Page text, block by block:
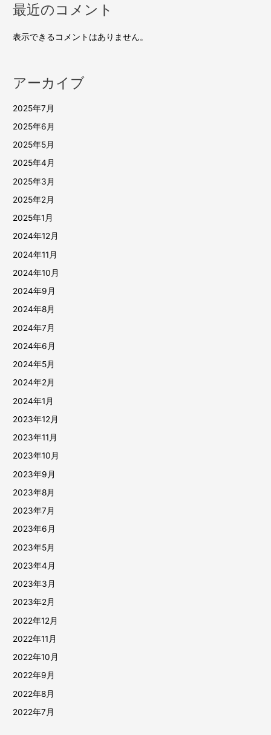
最近のコメント
表示できるコメントはありません。
アーカイブ
2025年7月
2025年6月
2025年5月
2025年4月
2025年3月
2025年2月
2025年1月
2024年12月
2024年11月
2024年10月
2024年9月
2024年8月
2024年7月
2024年6月
2024年5月
2024年2月
2024年1月
2023年12月
2023年11月
2023年10月
2023年9月
2023年8月
2023年7月
2023年6月
2023年5月
2023年4月
2023年3月
2023年2月
2022年12月
2022年11月
2022年10月
2022年9月
2022年8月
2022年7月